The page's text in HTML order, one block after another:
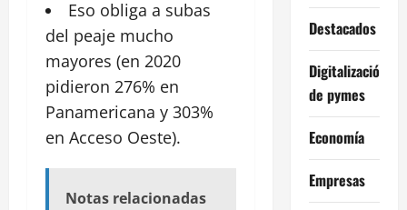
Eso obliga a subas
del peaje mucho
mayores (en 2020
pidieron 276% en
Panamericana y 303%
en Acceso Oeste).
Notas relacionadas
Destacados
Digitalización
de pymes
Economía
Empresas